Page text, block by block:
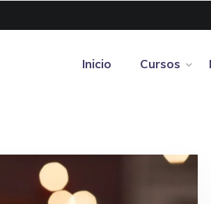
Inicio Cursos